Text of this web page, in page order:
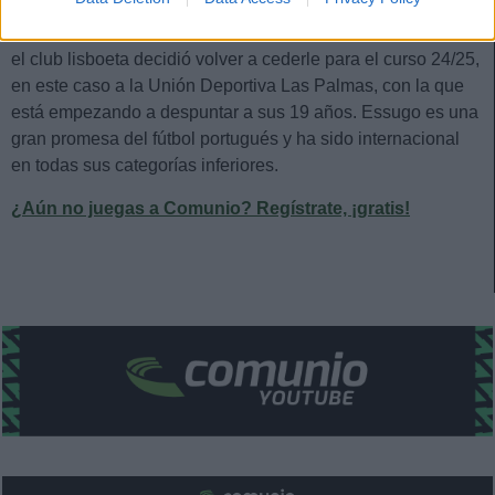
el club lisboeta decidió volver a cederle para el curso 24/25,
en este caso a la Unión Deportiva Las Palmas, con la que
está empezando a despuntar a sus 19 años. Essugo es una
gran promesa del fútbol portugués y ha sido internacional
en todas sus categorías inferiores.
¿Aún no juegas a Comunio? Regístrate, ¡gratis!